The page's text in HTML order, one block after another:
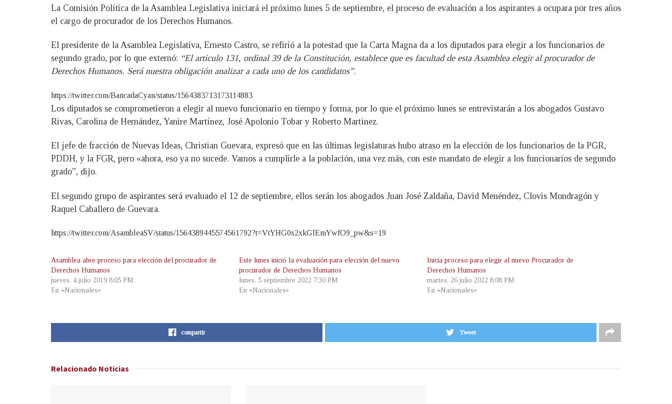
La Comisión Política de la Asamblea Legislativa iniciará el próximo lunes 5 de septiembre, el proceso de evaluación a los aspirantes a ocupara por tres años
el cargo de procurador de los Derechos Humanos.
El presidente de la Asamblea Legislativa, Ernesto Castro, se refirió a la potestad que la Carta Magna da a los diputados para elegir a los funcionarios de
segundo grado, por lo que externó: “El artículo 131, ordinal 39 de la Constitución, establece que es facultad de esta Asamblea elegir al procurador de
Derechos Humanos. Será nuestra obligación analizar a cada uno de los candidatos”.
https://twitter.com/BancadaCyan/status/1564383713173114883
Los diputados se comprometieron a elegir al nuevo funcionario en tiempo y forma, por lo que el próximo lunes se entrevistarán a los abogados Gustavo
Rivas, Carolina de Hernández, Yanire Martínez, José Apolonio Tobar y Roberto Martínez.
El jefe de fracción de Nuevas Ideas, Christian Guevara, expresó que en las últimas legislaturas hubo atraso en la elección de los funcionarios de la PGR,
PDDH, y la FGR, pero «ahora, eso ya no sucede. Vamos a cumplirle a la población, una vez más, con este mandato de elegir a los funcionarios de segundo
grado”, dijo.
El segundo grupo de aspirantes será evaluado el 12 de septiembre, ellos serán los abogados Juan José Zaldaña, David Menéndez, Clovis Mondragón y
Raquel Caballero de Guevara.
https://twitter.com/AsambleaSV/status/1564389445574561792?t=VtYHG0s2xkGlEmYwfO9_pw&s=19
Asamblea abre proceso para elección del procurador de
Derechos Humanos
jueves, 4 julio 2019 8:05 PM
En «Nacionales»
Este lunes inició la evaluación para elección del nuevo
procurador de Derechos Humanos
lunes, 5 septiembre 2022 7:30 PM
En «Nacionales»
Inicia proceso para elegir al nuevo Procurador de
Derechos Humanos
martes, 26 julio 2022 8:08 PM
En «Nacionales»
compartir Tweet
Relacionado Noticias